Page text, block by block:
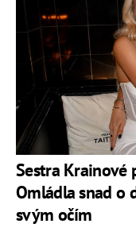
Sestra Krainové
Omládla snad o
svým očím